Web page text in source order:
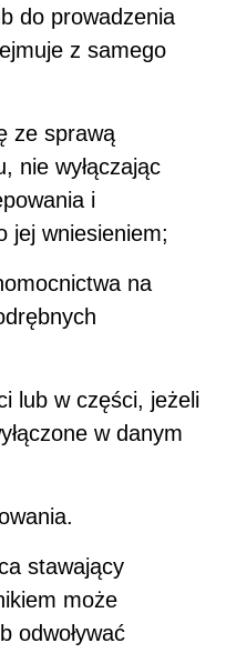
do prowadzenia
z samego
ze sprawą
nie wyłączając
i
jej wniesieniem;
na
lub w części, jeżeli
w danym
stawający
może
odwoływać